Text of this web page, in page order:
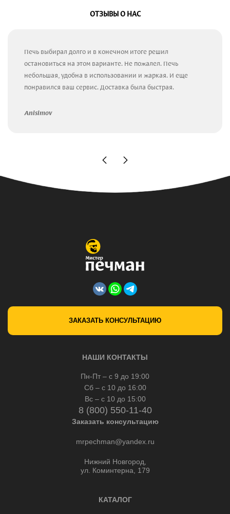
ОТЗЫВЫ О НАС
Печь выбирал долго и в конечном итоге решил
остановиться на этом варианте. Не пожалел. Печь
небольшая, удобна в использовании и жаркая. И еще
понравился ваш сервис. Доставка была быстрая.
Anisimov
ЗАКАЗАТЬ КОНСУЛЬТАЦИЮ
НАШИ КОНТАКТЫ
Пн-Пт – с 9 до 19:00
Сб – с 10 до 16:00
Вс – с 10 до 15:00
8 (800) 550-11-40
Заказать консультацию
mrpechman@yandex.ru
Нижний Новгород,
ул. Коминтерна, 179
КАТАЛОГ